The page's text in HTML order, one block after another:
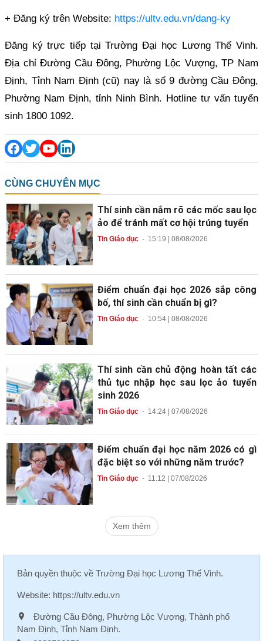
+ Đăng ký trên Website: https://ultv.edu.vn/dang-ky
Đăng ký trực tiếp tại Trường Đại học Lương Thế Vinh.
Địa chỉ Đường Cầu Đông, Phường Lộc Vượng, TP Nam
Định, Tỉnh Nam Định (cũ) nay là số 9 đường Cầu Đông,
Phường Nam Định, tỉnh Ninh Bình. Hotline tư vấn tuyển
sinh 1800 1092.
CÙNG CHUYÊN MỤC
Thí sinh cần nắm rõ các mốc sau lọc
ảo để tránh mất cơ hội trúng tuyển
Tin Giáo dục- 15:19 | 08/08/2026
Điểm chuẩn đại học 2026 sắp công
bố, thí sinh cần chuẩn bị gì?
Tin Giáo dục- 10:54 | 08/08/2026
Thí sinh cần chủ động hoàn tất các
thủ tục nhập học sau lọc ảo tuyển
sinh 2026
Tin Giáo dục- 14:24 | 07/08/2026
Điểm chuẩn đại học năm 2026 có gì
đặc biệt so với những năm trước?
Tin Giáo dục- 11:12 | 07/08/2026
Xem thêm
Bản quyền thuộc về Trường Đại học Lương Thế Vinh.
Website: https://ultv.edu.vn
Đường Cầu Đông, Phường Lộc Vượng, Thành phố
Nam Định, Tỉnh Nam Định.